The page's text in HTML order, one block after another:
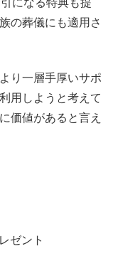
になる特典も提
の葬儀にも適用さ
り一層手厚いサポ
用しようと考えて
価値があると言え
ゼント